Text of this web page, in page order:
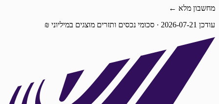
מחשבון מלא ←
עודכן 2026-07-21 · סכומי נכסים ותזרים מוצגים במיליוני ₪